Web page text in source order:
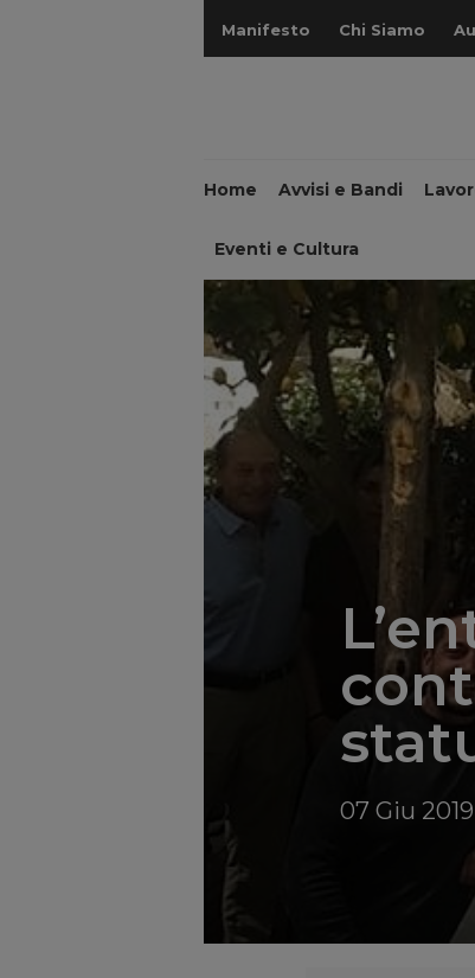
Manifesto Chi Siamo
Home Avvisi e Bandi
Eventi e Cultura
07 Giu 2019